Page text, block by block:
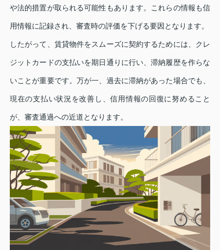
や法的措置が取られる可能性もあります。これらの情報も信
用情報に記録され、審査時の評価を下げる要因となります。
したがって、賃貸物件をスムーズに契約するためには、クレ
ジットカードの支払いを期日通りに行い、滞納履歴を作らな
いことが重要です。万が一、過去に滞納があった場合でも、
現在の支払い状況を改善し、信用情報の回復に努めること
が、審査通過への近道となります。